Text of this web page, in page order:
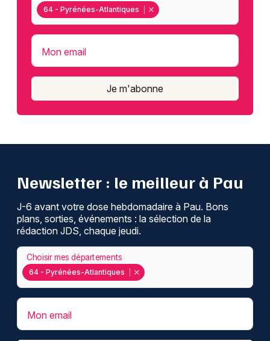
64 - Pyrénées-Atlantiques
Mon email
Je m'abonne
Newsletter : le meilleur à Pau
J-6 avant votre dose hebdomadaire à Pau. Bons
plans, sorties, événements : la sélection de la
rédaction JDS, chaque jeudi.
64 - Pyrénées-Atlantiques
Choisir mes départements
Mon email